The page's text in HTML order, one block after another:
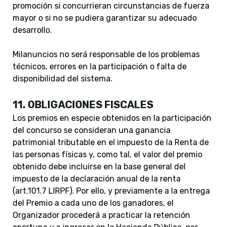
promoción si concurrieran circunstancias de fuerza
mayor o si no se pudiera garantizar su adecuado
desarrollo.
Milanuncios no será responsable de los problemas
técnicos, errores en la participación o falta de
disponibilidad del sistema.
11. OBLIGACIONES FISCALES
Los premios en especie obtenidos en la participación
del concurso se consideran una ganancia
patrimonial tributable en el impuesto de la Renta de
las personas físicas y, como tal, el valor del premio
obtenido debe incluirse en la base general del
impuesto de la declaración anual de la renta
(art.101.7 LIRPF). Por ello, y previamente a la entrega
del Premio a cada uno de los ganadores, el
Organizador procederá a practicar la retención